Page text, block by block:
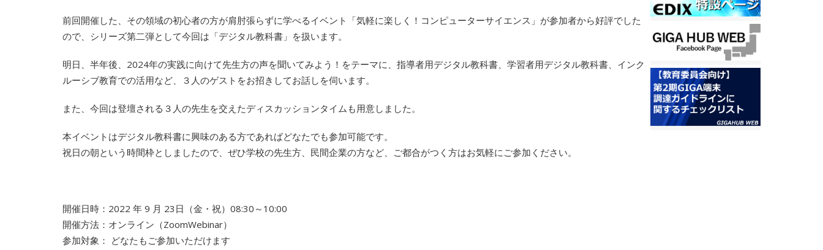
前回開催した、その領域の初心者の方が肩肘張らずに学べるイベント「気軽に楽しく！コンピューターサイエンス」が参加者から好評でした
ので、シリーズ第二弾として今回は「デジタル教科書」を扱います。
明日、半年後、2024年の実践に向けて先生方の声を聞いてみよう！をテーマに、指導者用デジタル教科書、学習者用デジタル教科書、インク
ルーシブ教育での活用など、３人のゲストをお招きしてお話しを伺います。
また、今回は登壇される３人の先生を交えたディスカッションタイムも用意しました。
本イベントはデジタル教科書に興味のある方であればどなたでも参加可能です。
祝日の朝という時間枠としましたので、ぜひ学校の先生方、民間企業の方など、ご都合がつく方はお気軽にご参加ください。
開催日時：2022 年 9 月 23日（金・祝）08:30～10:00
開催方法：オンライン（ZoomWebinar）
参加対象： どなたもご参加いただけます